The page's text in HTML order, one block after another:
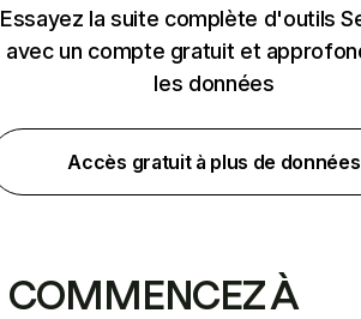
Essayez la suite complète d'outils
avec un compte gratuit et
les données
Accès gratuit à plus de données
COMMENCEZ À